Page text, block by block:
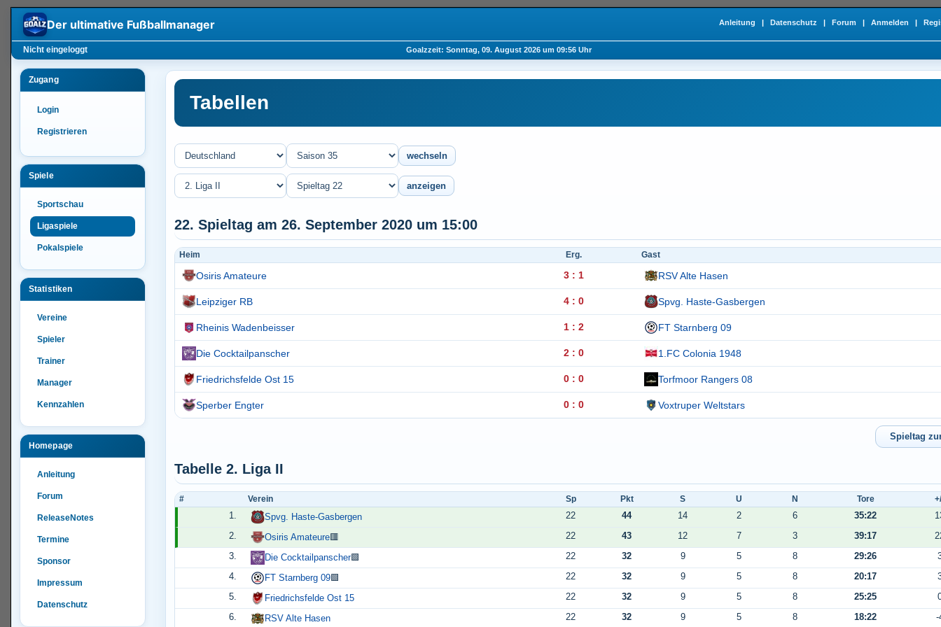
Der ultimative Fußballmanager
Nicht eingeloggt Goalzzeit: Sonntag, 09. August 2026 um 09:56 Uhr
Anleitung | Datenschutz | Forum | Anmelden |
Zugang
Login
Registrieren
Spiele
Sportschau
Ligaspiele
Pokalspiele
Statistiken
Vereine
Spieler
Trainer
Manager
Kennzahlen
Homepage
Anleitung
Forum
ReleaseNotes
Termine
Sponsor
Impressum
Datenschutz
Tabellen
22. Spieltag am 26. September 2020 um 15:00
Heim Erg. Gast
Osiris Amateure 3 : 1 RSV Alte Hasen
Leipziger RB 4 : 0 Spvg. Haste-Gasbergen
Rheinis Wadenbeisser 1 : 2 FT Starnberg 09
Die Cocktailpanscher 2 : 0 1.FC Colonia 1948
Friedrichsfelde Ost 15 0 : 0 Torfmoor Rangers 08
Sperber Engter 0 : 0 Voxtruper Weltstars
Tabelle 2. Liga II
# Verein Sp Pkt S U N Tore
1. Spvg. Haste-Gasbergen 22 44 14 2 6 35:22
2.
Osiris Amateure🟥 22 43 12 7 3 39:17
3.
Die Cocktailpanscher🟩 22 32 9 5 8 29:26
4.
FT Starnberg 09🟩 22 32 9 5 8 20:17
5.
Friedrichsfelde Ost 15 22 32 9 5 8 25:25
6.
RSV Alte Hasen 22 32 9 5 8 18:22
-